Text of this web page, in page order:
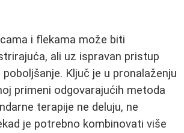
i flekama može biti
ali uz ispravan pristup
Ključ je u pronalaženju
primeni odgovarajućih metoda
terapije ne deluju, ne
je potrebno kombinovati više